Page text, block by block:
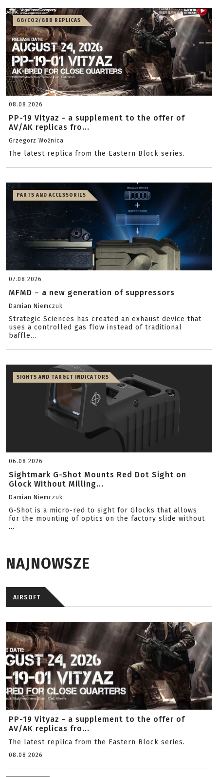
GG/CO2/GBB REPLICAS
08.08.2026
PP-19 Vityaz - a supplement to the offer of
AV/AK replicas fro...
Grzegorz Woźnica
The latest replica from the Eastern Block series.
PARTS AND ACCESSORIES
07.08.2026
MFMD – a new generation of suppressors
Damian Niemczuk
Strategic Sciences has created an exhaust device that
uses a controlled gas flow instead of traditional
baffle...
SIGHTS AND TARGET INDICATORS
06.08.2026
Sightmark G-Shot Mounts Red Dot Sight on
Glock Without Milling...
Damian Niemczuk
G-Shot is a micro-red to sight for Glocks that allows
for the mounting of optics on the factory slide without
...
NAJNOWSZE
AIRSOFT
PP-19 Vityaz - a supplement to the offer of
AV/AK replicas fro...
The latest replica from the Eastern Block series.
08.08.2026